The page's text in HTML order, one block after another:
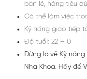
bán lẻ, hàng tiêu
Có thể làm việc
Kỹ năng giao tiếp
Độ tuổi: 22 – 0
Đừng lo về Kỹ
Nha Khoa. Hãy để